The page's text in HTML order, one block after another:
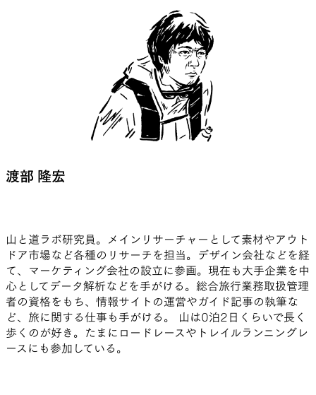
渡部 隆宏
山と道ラボ研究員。メインリサーチャーとして素材やアウト
ドア市場など各種のリサーチを担当。デザイン会社などを経
て、マーケティング会社の設立に参画。現在も大手企業を中
心としてデータ解析などを手がける。総合旅行業務取扱管理
者の資格をもち、情報サイトの運営やガイド記事の執筆な
ど、旅に関する仕事も手がける。 山は0泊2日くらいで長く
歩くのが好き。たまにロードレースやトレイルランニングレ
ースにも参加している。